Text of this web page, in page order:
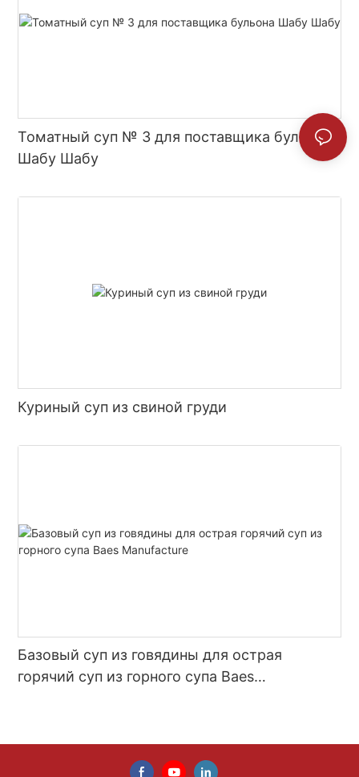
Томатный суп № 3 для поставщика бульона
Шабу Шабу
Куриный суп из свиной груди
Базовый суп из говядины для острая
горячий суп из горного супа Baes